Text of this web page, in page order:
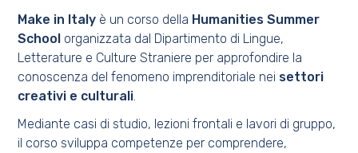
Make in Italy è un corso della Humanities Summer
School organizzata dal Dipartimento di Lingue,
Letterature e Culture Straniere per approfondire la
conoscenza del fenomeno imprenditoriale nei settori
creativi e culturali.
Mediante casi di studio, lezioni frontali e lavori di gruppo,
il corso sviluppa competenze per comprendere,